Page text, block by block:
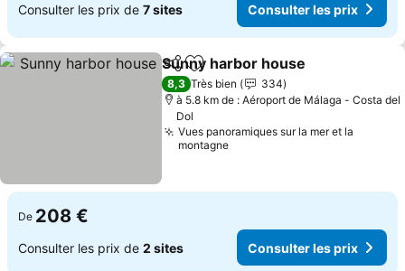
Consulter les prix de 7 sites Consulter les prix
PartagerAjouter à mes favoris
Sunny harbor house
8,3 Très bien
334
à 5.8 km de : Aéroport de Málaga - Costa del
Dol
Vues panoramiques sur la mer et la
montagne
De 208 €
Consulter les prix de 2 sites Consulter les prix